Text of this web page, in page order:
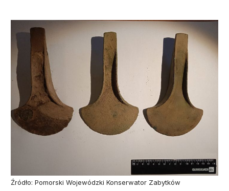
Źródło: Pomorski Wojewódzki Konserwator Zabytków